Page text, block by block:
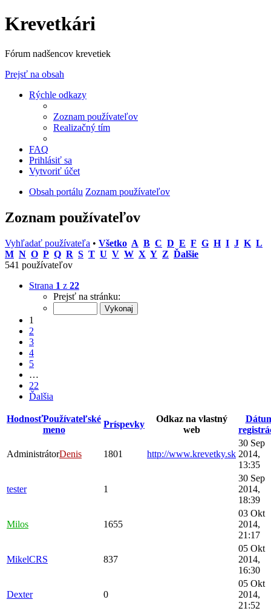
Krevetkári
Fórum nadšencov krevetiek
Prejsť na obsah
Rýchle odkazy
Zoznam používateľov
Realizačný tím
FAQ
Prihlásiť sa
Vytvoriť účet
Obsah portálu Zoznam používateľov
Zoznam používateľov
Vyhľadať používateľa • Všetko A B C D E F G H I J K L
M N O P Q R S T U V W X Y Z Ďalšie
541 používateľov
Strana 1 z 22
Prejsť na stránku:
1
2
3
4
5
…
22
Ďalšia
HodnosťPoužívateľské
meno
Príspevky
Odkaz na vlastný
web
AdministrátorDenis 1801 http://www.krevetky.sk
30 Sep
2014,
13:35
tester 1
30 Sep
2014,
18:39
Milos 1655
03 Okt
2014,
21:17
MikelCRS 837
05 Okt
2014,
16:30
Dexter 0
05 Okt
2014,
21:52